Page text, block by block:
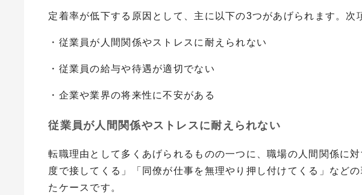
定着率が低下する原因として、主に以下の3つがあげられます。次
・従業員が人間関係やストレスに耐えられない
・従業員の給与や待遇が適切でない
・企業や業界の将来性に不安がある
従業員が人間関係やストレスに耐えられない
転職理由として多くあげられるものの一つに、職場の人間関係に
度で接してくる」「同僚が仕事を無理やり押し付けてくる」など
たケースです。